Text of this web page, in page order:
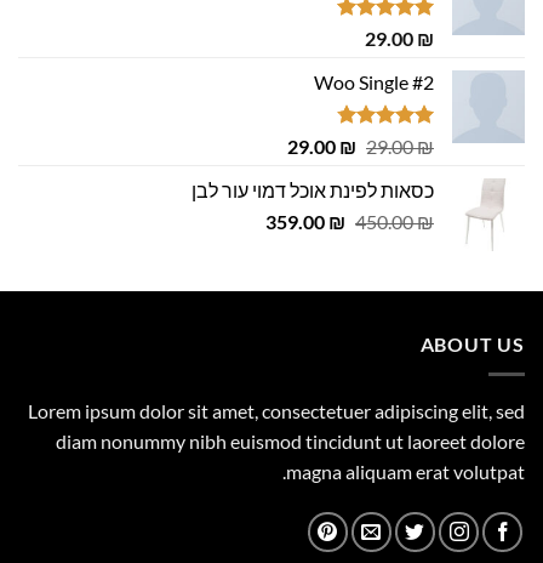
דורג5.00
29.00 ₪
Woo Single #2
דורג4.75
29.00₪
המחיר
היה:
29.00 ₪.
29.00 ₪
המחיר
הוא:
29.00 ₪.
כסאות לפינת אוכל דמוי עור לבן
450.00₪
המחיר
450.00 ₪.
359.00 ₪
המחיר
359.00 ₪.
ABOUT US
Lorem ipsum dolor sit amet, consectetuer adipiscing elit, sed
diam nonummy nibh euismod tincidunt ut laoreet dolore
magna aliquam erat volutpat.